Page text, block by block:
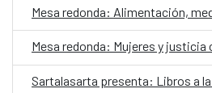
Mesa redonda: Mujeres y justicia